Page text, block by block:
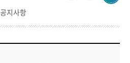
공지사항